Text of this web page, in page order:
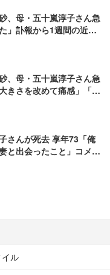
、母・五十嵐淳子さん急
」訃報から1週間の近況
、母・五十嵐淳子さん急
きさを改めて痛感」「未
さんが死去 享年73「俺
と出会ったこと」コメン
ル